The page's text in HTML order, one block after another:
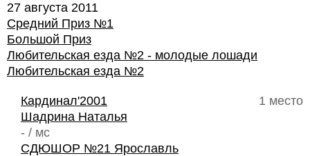
27 августа 2011
Средний Приз №1
Большой Приз
Любительская езда №2 - молодые лошади
Любительская езда №2
1 место
Кардинал'2001
Шадрина Наталья
- / мс
СДЮШОР №21 Ярославль